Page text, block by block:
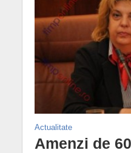
Actualitate
Amenzi de